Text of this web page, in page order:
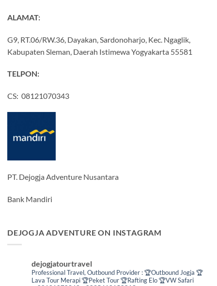
ALAMAT:
G9, RT.06/RW.36, Dayakan, Sardonoharjo, Kec. Ngaglik,
Kabupaten Sleman, Daerah Istimewa Yogyakarta 55581
TELPON:
CS: 08121070343
PT. Dejogja Adventure Nusantara
Bank Mandiri
DEJOGJA ADVENTURE ON INSTAGRAM
dejogjatourtravel
Professional Travel, Outbound Provider :🏆Outbound Jogja 🏆
Lava Tour Merapi🏆Peket Tour🏆Rafting Elo🏆VW Safari